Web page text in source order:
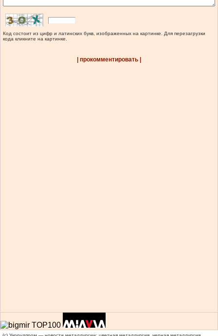
Код состоит из цифр и латинских букв, изображенных на картинке. Для перезагрузки
кода кликните на картинке.
| прокомментировать |